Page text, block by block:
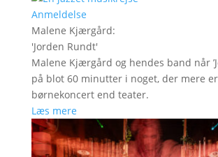
Anmeldelse
Malene Kjærgård:
'Jorden Rundt'
Malene Kjærgård og hendes band når
på blot 60 minutter i noget, der mere er
børnekoncert end teater.
Læs mere